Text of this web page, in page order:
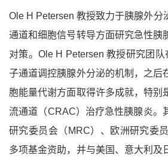
Ole H Petersen 教授致力于胰腺外分
通道和细胞信号转导方面研究急性胰
对策。Ole H Petersen 教授研究团
子通道调控胰腺外分泌的机制，之后
胞能量代谢方面取得许多成就，特别
流通道（CRAC）治疗急性胰腺炎。
研究委员会（MRC）、欧洲研究委
多项基金资助，并与美国、意大利及